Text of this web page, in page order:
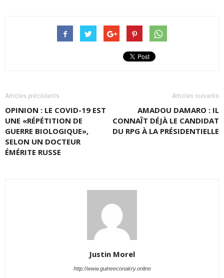
Articles précédents
OPINION : LE COVID-19 EST
UNE «RÉPÉTITION DE
GUERRE BIOLOGIQUE»,
SELON UN DOCTEUR
ÉMÉRITE RUSSE
Articles suivants
AMADOU DAMARO : IL
CONNAÎT DÉJÀ LE CANDIDAT
DU RPG À LA PRÉSIDENTIELLE
Justin Morel
http://www.guineeconakry.online